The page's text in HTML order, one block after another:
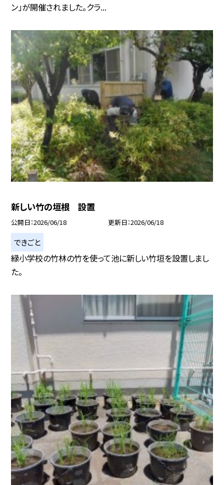
ン」が開催されました。クラ...
新しい竹の垣根 設置
公開日 2026/06/18 更新日 2026/06/18
できごと
緑小学校の竹林の竹を使って池に新しい竹垣を設置しまし
た。